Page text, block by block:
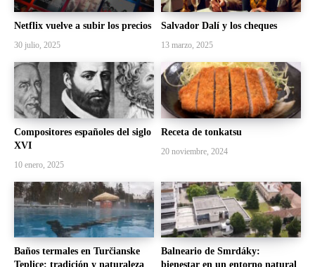
Netflix vuelve a subir los precios
30 julio, 2025
Salvador Dalí y los cheques
13 marzo, 2025
Compositores españoles del siglo
XVI
10 enero, 2025
Receta de tonkatsu
20 noviembre, 2024
Baños termales en Turčianske
Teplice: tradición y naturaleza
Balneario de Smrdáky:
bienestar en un entorno natural